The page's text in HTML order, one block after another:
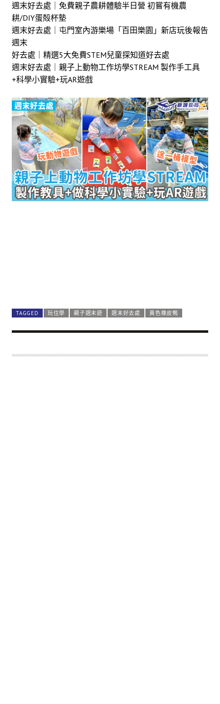
週末好去處｜ 免費親子農耕體驗半日營 初嘗有機農
耕/DIY蛋殻杯墊
週末好去處｜屯門室內游樂場「百田樂園」新店玩後報告
週末
好去處｜精選5大免費STEM兒童探知道好去處
週末好去處｜親子上動物工作坊學STREAM 製作手工具
+科學小實驗+玩AR遊戲
TAGGED 玩住學 親子週末遊 週末好去處 黃色橡皮鴨